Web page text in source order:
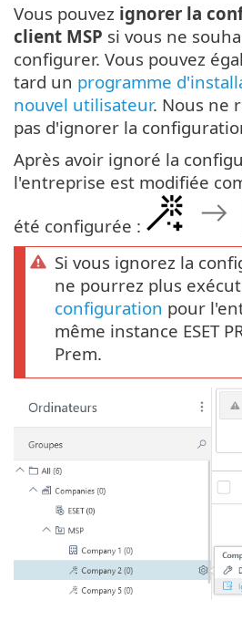
Vous pouvez ignorer la
client MSP si vous ne
configurer. Vous pouvez
tard un programme
nouvel utilisateur. Nous ne
pas d'ignorer la
Après avoir ignoré la
l'entreprise est modifiée
été configurée :
Si vous ignorez la
ne pourrez plus
configuration pour
même instance ESET
Prem.